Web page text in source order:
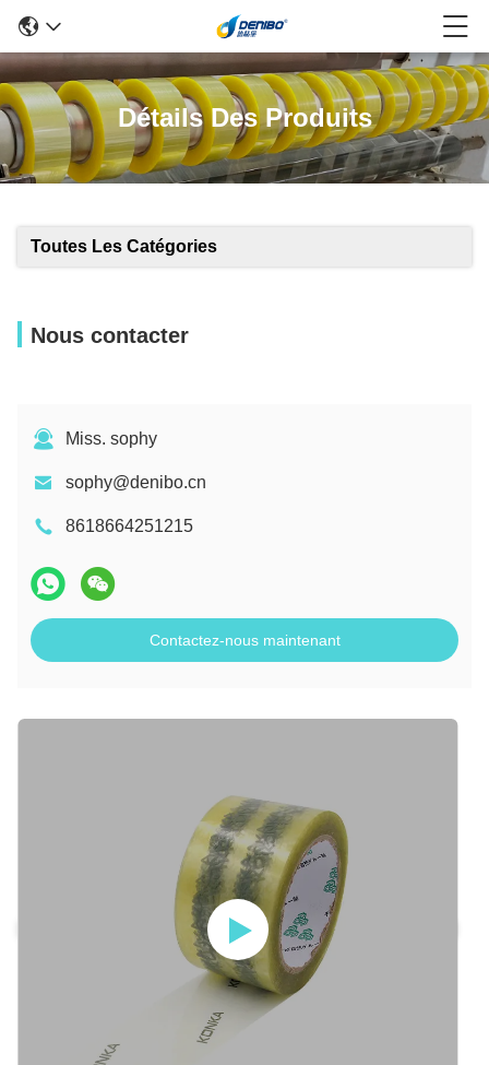
Détails Des Produits
Toutes Les Catégories
Nous contacter
Miss. sophy
sophy@denibo.cn
8618664251215
Contactez-nous maintenant